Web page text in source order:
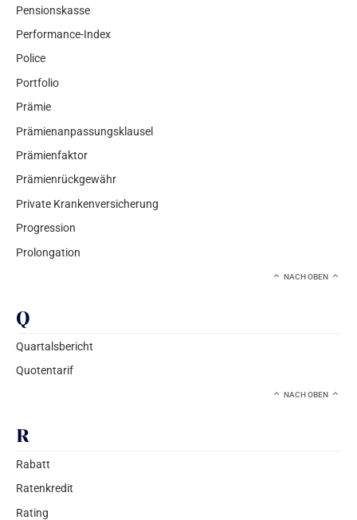
Pensionskasse
Performance-Index
Police
Portfolio
Prämie
Prämienanpassungsklausel
Prämienfaktor
Prämienrückgewähr
Private Krankenversicherung
Progression
Prolongation
NACH OBEN
Q
Quartalsbericht
Quotentarif
NACH OBEN
R
Rabatt
Ratenkredit
Rating